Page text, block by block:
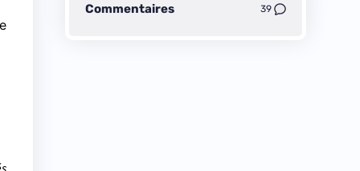
Commentaires
39